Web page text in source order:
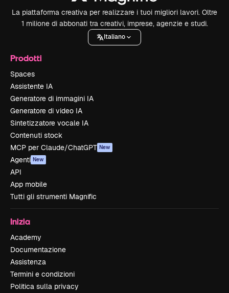
La piattaforma creativa per realizzare i tuoi migliori lavori. Oltre
1 milione di abbonati tra creativi, imprese, agenzie e studi.
Italiano
Prodotti
Spaces
Assistente IA
Generatore di immagini IA
Generatore di video IA
Sintetizzatore vocale IA
Contenuti stock
MCP per Claude/ChatGPT New
Agenti New
API
App mobile
Tutti gli strumenti Magnific
Inizia
Academy
Documentazione
Assistenza
Termini e condizioni
Politica sulla privacy